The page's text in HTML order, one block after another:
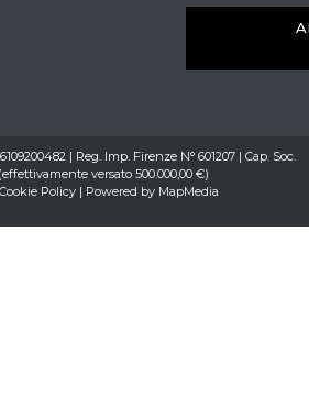
| Reg. Imp. Firenze N° 601207 | Cap. Soc.
versato 500.000,00 €)
Cookie Policy| Powered by MapMedia